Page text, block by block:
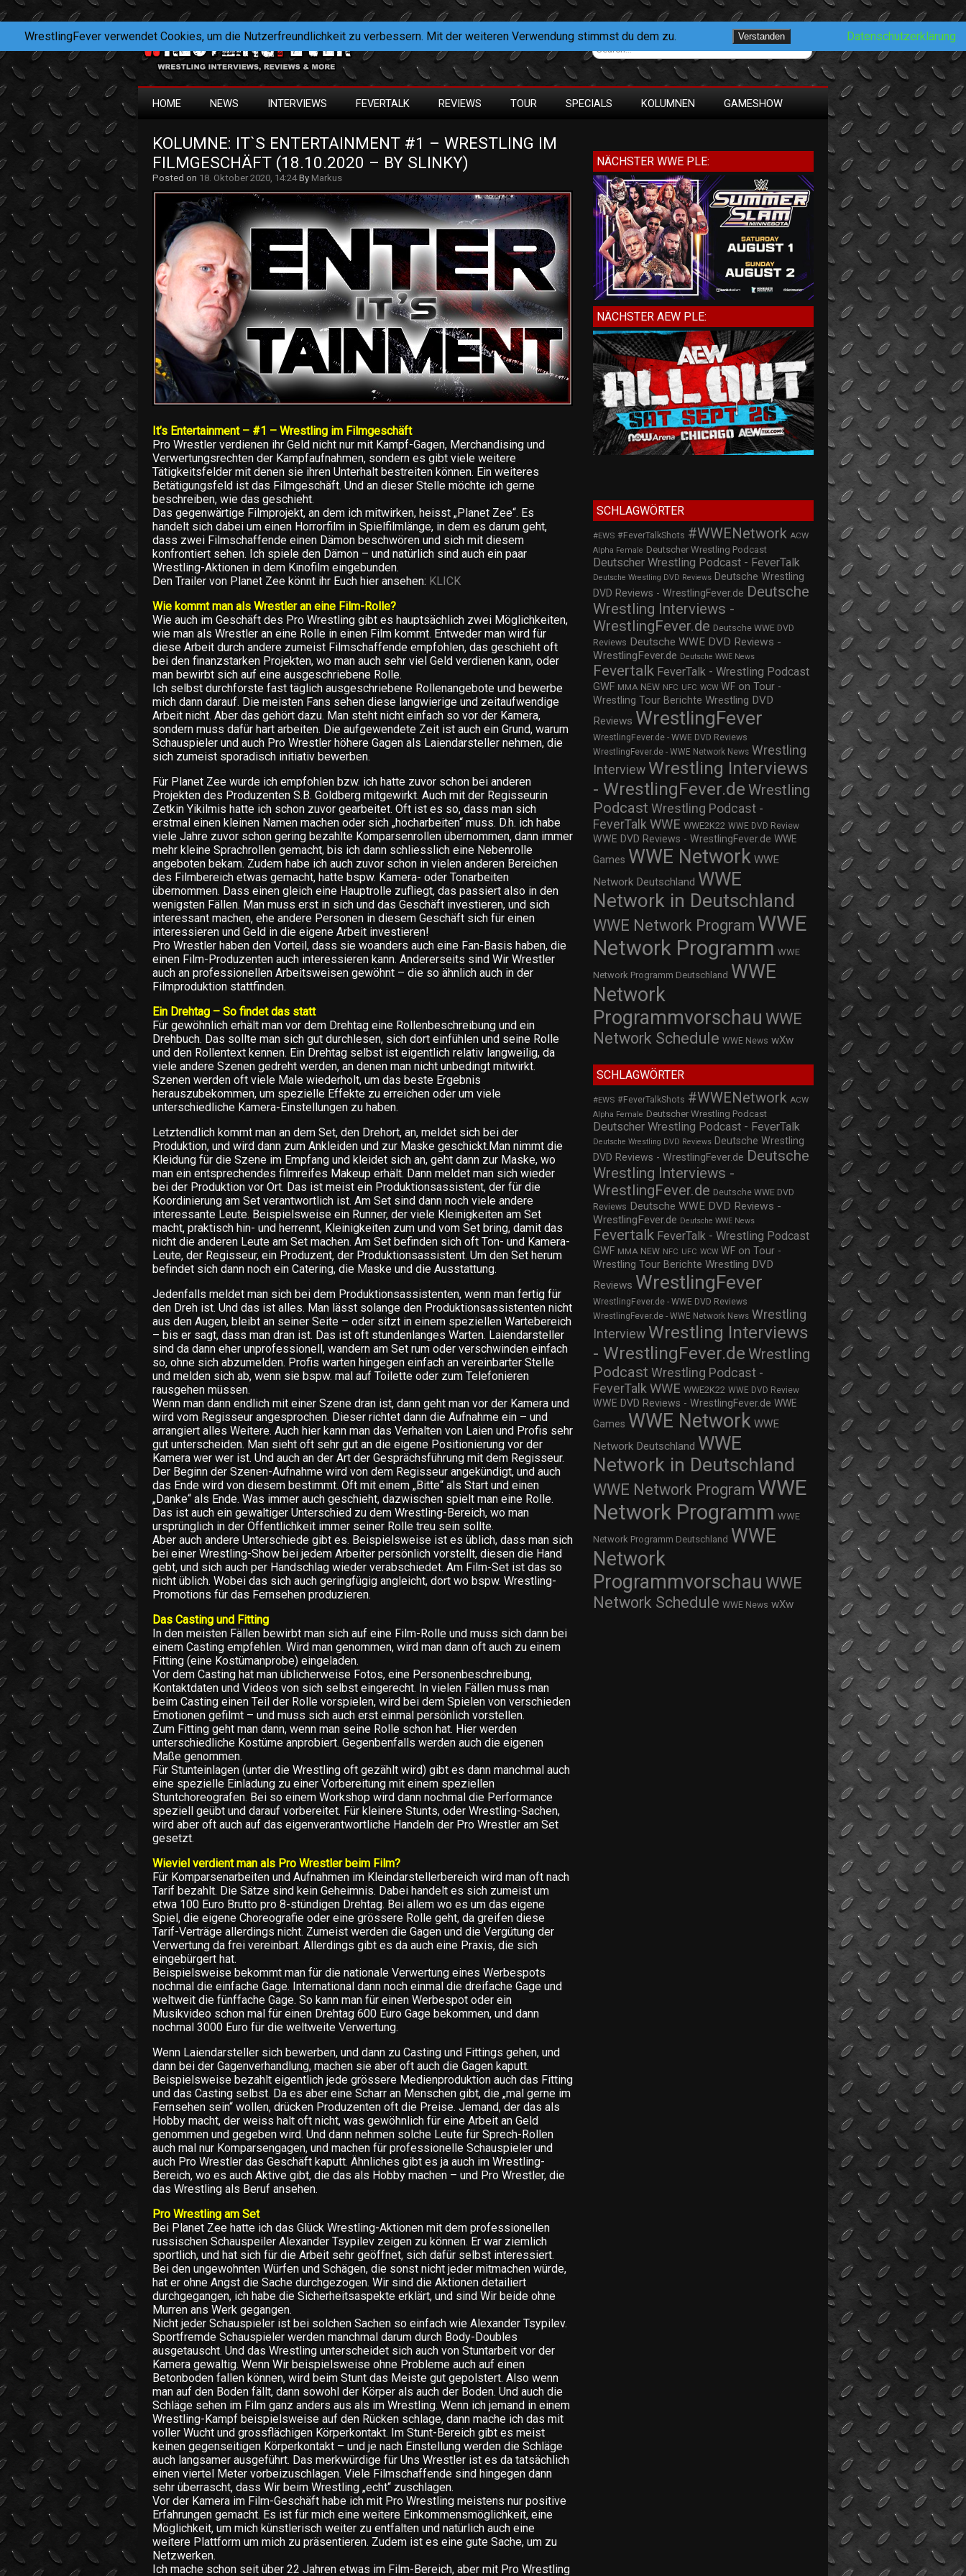
HOME NEWS INTERVIEWS FEVERTALK REVIEWS TOUR SPECIALS KOLUMNEN GAMESHOW
KOLUMNE: IT`S ENTERTAINMENT #1 – WRESTLING IM
FILMGESCHÄFT (18.10.2020 – BY SLINKY)
Posted on 18. Oktober 2020, 14:24By Markus
It’s Entertainment – #1 – Wrestling im Filmgeschäft
Pro Wrestler verdienen ihr Geld nicht nur mit Kampf-Gagen, Merchandising und
Verwertungsrechten der Kampfaufnahmen, sondern es gibt viele weitere
Tätigkeitsfelder mit denen sie ihren Unterhalt bestreiten können. Ein weiteres
Betätigungsfeld ist das Filmgeschäft. Und an dieser Stelle möchte ich gerne
beschreiben, wie das geschieht.
Das gegenwärtige Filmprojekt, an dem ich mitwirken, heisst „Planet Zee“. Es
handelt sich dabei um einen Horrorfilm in Spielfilmlänge, in dem es darum geht,
dass zwei Filmschaffende einen Dämon beschwören und sich mit diesem
konfrontiert sehen. Ich spiele den Dämon – und natürlich sind auch ein paar
Wrestling-Aktionen in dem Kinofilm eingebunden.
Den Trailer von Planet Zee könnt ihr Euch hier ansehen: KLICK
Wie kommt man als Wrestler an eine Film-Rolle?
Wie auch im Geschäft des Pro Wrestling gibt es hauptsächlich zwei Möglichkeiten,
wie man als Wrestler an eine Rolle in einen Film kommt. Entweder man wird für
diese Arbeit durch andere zumeist Filmschaffende empfohlen, das geschieht oft
bei den finanzstarken Projekten, wo man auch sehr viel Geld verdienen kann, oder
man bewirbt sich auf eine ausgeschriebene Rolle.
Ich selbst durchforste fast täglich ausgeschriebene Rollenangebote und bewerbe
mich dann darauf. Die meisten Fans sehen diese langwierige und zeitaufwendige
Arbeit nicht. Aber das gehört dazu. Man steht nicht einfach so vor der Kamera,
sondern muss dafür hart arbeiten. Die aufgewendete Zeit ist auch ein Grund, warum
Schauspieler und auch Pro Wrestler höhere Gagen als Laiendarsteller nehmen, die
sich zumeist sporadisch initiativ bewerben.
Für Planet Zee wurde ich empfohlen bzw. ich hatte zuvor schon bei anderen
Projekten des Produzenten S.B. Goldberg mitgewirkt. Auch mit der Regisseurin
Zetkin Yikilmis hatte ich schon zuvor gearbeitet. Oft ist es so, dass man sich
erstmal einen kleinen Namen machen oder sich „hocharbeiten“ muss. D.h. ich habe
viele Jahre zuvor schon gering bezahlte Komparsenrollen übernommen, dann immer
mehr kleine Sprachrollen gemacht, bis ich dann schliesslich eine Nebenrolle
angeboten bekam. Zudem habe ich auch zuvor schon in vielen anderen Bereichen
des Filmbereich etwas gemacht, hatte bspw. Kamera- oder Tonarbeiten
übernommen. Dass einen gleich eine Hauptrolle zufliegt, das passiert also in den
wenigsten Fällen. Man muss erst in sich und das Geschäft investieren, und sich
interessant machen, ehe andere Personen in diesem Geschäft sich für einen
interessieren und Geld in die eigene Arbeit investieren!
Pro Wrestler haben den Vorteil, dass sie woanders auch eine Fan-Basis haben, die
einen Film-Produzenten auch interessieren kann. Andererseits sind Wir Wrestler
auch an professionellen Arbeitsweisen gewöhnt – die so ähnlich auch in der
Filmproduktion stattfinden.
Ein Drehtag – So findet das statt
Für gewöhnlich erhält man vor dem Drehtag eine Rollenbeschreibung und ein
Drehbuch. Das sollte man sich gut durchlesen, sich dort einfühlen und seine Rolle
und den Rollentext kennen. Ein Drehtag selbst ist eigentlich relativ langweilig, da
viele andere Szenen gedreht werden, an denen man nicht unbedingt mitwirkt.
Szenen werden oft viele Male wiederholt, um das beste Ergebnis
herauszubekommen, um spezielle Effekte zu erreichen oder um viele
unterschiedliche Kamera-Einstellungen zu haben.
Letztendlich kommt man an dem Set, den Drehort, an, meldet sich bei der
Produktion, und wird dann zum Ankleiden und zur Maske geschickt.Man nimmt die
Kleidung für die Szene im Empfang und kleidet sich an, geht dann zur Maske, wo
man ein entsprechendes filmreifes Makeup erhält. Dann meldet man sich wieder
bei der Produktion vor Ort. Das ist meist ein Produktionsassistent, der für die
Koordinierung am Set verantwortlich ist. Am Set sind dann noch viele andere
interessante Leute. Beispielsweise ein Runner, der viele Kleinigkeiten am Set
macht, praktisch hin- und herrennt, Kleinigkeiten zum und vom Set bring, damit das
nicht die anderen Leute am Set machen. Am Set befinden sich oft Ton- und Kamera-
Leute, der Regisseur, ein Produzent, der Produktionsassistent. Um den Set herum
befindet sich dann noch ein Catering, die Maske und die Ausstattung.
Jedenfalls meldet man sich bei dem Produktionsassistenten, wenn man fertig für
den Dreh ist. Und das ist alles. Man lässt solange den Produktionsassistenten nicht
aus den Augen, bleibt an seiner Seite – oder sitzt in einem speziellen Wartebereich
– bis er sagt, dass man dran ist. Das ist oft stundenlanges Warten. Laiendarsteller
sind da dann eher unprofessionell, wandern am Set rum oder verschwinden einfach
so, ohne sich abzumelden. Profis warten hingegen einfach an vereinbarter Stelle
und melden sich ab, wenn sie bspw. mal auf Toilette oder zum Telefonieren
rausgehen müssen.
Wenn man dann endlich mit einer Szene dran ist, dann geht man vor der Kamera und
wird vom Regisseur angesprochen. Dieser richtet dann die Aufnahme ein – und
arrangiert alles Weitere. Auch hier kann man das Verhalten von Laien und Profis sehr
gut unterscheiden. Man sieht oft sehr gut an die eigene Positionierung vor der
Kamera wer wer ist. Und auch an der Art der Gesprächsführung mit dem Regisseur.
Der Beginn der Szenen-Aufnahme wird von dem Regisseur angekündigt, und auch
das Ende wird von diesem bestimmt. Oft mit einem „Bitte“ als Start und einen
„Danke“ als Ende. Was immer auch geschieht, dazwischen spielt man eine Rolle.
Das ist auch ein gewaltiger Unterschied zu dem Wrestling-Bereich, wo man
ursprünglich in der Öffentlichkeit immer seiner Rolle treu sein sollte.
Aber auch andere Unterschiede gibt es. Beispielsweise ist es üblich, dass man sich
bei einer Wrestling-Show bei jedem Arbeiter persönlich vorstellt, diesen die Hand
gebt, und sich auch per Handschlag wieder verabschiedet. Am Film-Set ist das so
nicht üblich. Wobei das sich auch geringfügig angleicht, dort wo bspw. Wrestling-
Promotions für das Fernsehen produzieren.
Das Casting und Fitting
In den meisten Fällen bewirbt man sich auf eine Film-Rolle und muss sich dann bei
einem Casting empfehlen. Wird man genommen, wird man dann oft auch zu einem
Fitting (eine Kostümanprobe) eingeladen.
Vor dem Casting hat man üblicherweise Fotos, eine Personenbeschreibung,
Kontaktdaten und Videos von sich selbst eingerecht. In vielen Fällen muss man
beim Casting einen Teil der Rolle vorspielen, wird bei dem Spielen von verschieden
Emotionen gefilmt – und muss sich auch erst einmal persönlich vorstellen.
Zum Fitting geht man dann, wenn man seine Rolle schon hat. Hier werden
unterschiedliche Kostüme anprobiert. Gegenbenfalls werden auch die eigenen
Maße genommen.
Für Stunteinlagen (unter die Wrestling oft gezählt wird) gibt es dann manchmal auch
eine spezielle Einladung zu einer Vorbereitung mit einem speziellen
Stuntchoreografen. Bei so einem Workshop wird dann nochmal die Performance
speziell geübt und darauf vorbereitet. Für kleinere Stunts, oder Wrestling-Sachen,
wird aber oft auch auf das eigenverantwortliche Handeln der Pro Wrestler am Set
gesetzt.
Wieviel verdient man als Pro Wrestler beim Film?
Für Komparsenarbeiten und Aufnahmen im Kleindarstellerbereich wird man oft nach
Tarif bezahlt. Die Sätze sind kein Geheimnis. Dabei handelt es sich zumeist um
etwa 100 Euro Brutto pro 8-stündigen Drehtag. Bei allem wo es um das eigene
Spiel, die eigene Choreografie oder eine grössere Rolle geht, da greifen diese
Tarif-Verträge allerdings nicht. Zumeist werden die Gagen und die Vergütung der
Verwertung da frei vereinbart. Allerdings gibt es da auch eine Praxis, die sich
eingebürgert hat.
Beispielsweise bekommt man für die nationale Verwertung eines Werbespots
nochmal die einfache Gage. International dann noch einmal die dreifache Gage und
weltweit die fünffache Gage. So kann man für einen Werbespot oder ein
Musikvideo schon mal für einen Drehtag 600 Euro Gage bekommen, und dann
nochmal 3000 Euro für die weltweite Verwertung.
Wenn Laiendarsteller sich bewerben, und dann zu Casting und Fittings gehen, und
dann bei der Gagenverhandlung, machen sie aber oft auch die Gagen kaputt.
Beispielsweise bezahlt eigentlich jede grössere Medienproduktion auch das Fitting
und das Casting selbst. Da es aber eine Scharr an Menschen gibt, die „mal gerne im
Fernsehen sein“ wollen, drücken Produzenten oft die Preise. Jemand, der das als
Hobby macht, der weiss halt oft nicht, was gewöhnlich für eine Arbeit an Geld
genommen und gegeben wird. Und dann nehmen solche Leute für Sprech-Rollen
auch mal nur Komparsengagen, und machen für professionelle Schauspieler und
auch Pro Wrestler das Geschäft kaputt. Ähnliches gibt es ja auch im Wrestling-
Bereich, wo es auch Aktive gibt, die das als Hobby machen – und Pro Wrestler, die
das Wrestling als Beruf ansehen.
Pro Wrestling am Set
Bei Planet Zee hatte ich das Glück Wrestling-Aktionen mit dem professionellen
russischen Schauspeiler Alexander Tsypilev zeigen zu können. Er war ziemlich
sportlich, und hat sich für die Arbeit sehr geöffnet, sich dafür selbst interessiert.
Bei den ungewohnten Würfen und Schägen, die sonst nicht jeder mitmachen würde,
hat er ohne Angst die Sache durchgezogen. Wir sind die Aktionen detailiert
durchgegangen, ich habe die Sicherheitsaspekte erklärt, und sind Wir beide ohne
Murren ans Werk gegangen.
Nicht jeder Schauspieler ist bei solchen Sachen so einfach wie Alexander Tsypilev.
Sportfremde Schauspieler werden manchmal darum durch Body-Doubles
ausgetauscht. Und das Wrestling unterscheidet sich auch von Stuntarbeit vor der
Kamera gewaltig. Wenn Wir beispielsweise ohne Probleme auch auf einen
Betonboden fallen können, wird beim Stunt das Meiste gut gepolstert. Also wenn
man auf den Boden fällt, dann sowohl der Körper als auch der Boden. Und auch die
Schläge sehen im Film ganz anders aus als im Wrestling. Wenn ich jemand in einem
Wrestling-Kampf beispielsweise auf den Rücken schlage, dann mache ich das mit
voller Wucht und grossflächigen Körperkontakt. Im Stunt-Bereich gibt es meist
keinen gegenseitigen Körperkontakt – und je nach Einstellung werden die Schläge
auch langsamer ausgeführt. Das merkwürdige für Uns Wrestler ist es da tatsächlich
einen viertel Meter vorbeizuschlagen. Viele Filmschaffende sind hingegen dann
sehr überrascht, dass Wir beim Wrestling „echt“ zuschlagen.
Vor der Kamera im Film-Geschäft habe ich mit Pro Wrestling meistens nur positive
Erfahrungen gemacht. Es ist für mich eine weitere Einkommensmöglichkeit, eine
Möglichkeit, um mich künstlerisch weiter zu entfalten und natürlich auch eine
weitere Plattform um mich zu präsentieren. Zudem ist es eine gute Sache, um zu
Netzwerken.
Ich mache schon seit über 22 Jahren etwas im Film-Bereich, aber mit Pro Wrestling
NÄCHSTER WWE PLE:
NÄCHSTER AEW PLE:
SCHLAGWÖRTER
#EWS #FeverTalkShots #WWENetwork ACW
Alpha Female Deutscher Wrestling Podcast
Deutscher Wrestling Podcast - FeverTalk
Deutsche Wrestling DVD Reviews Deutsche Wrestling
DVD Reviews - WrestlingFever.de Deutsche
Wrestling Interviews -
WrestlingFever.de Deutsche WWE DVD
Reviews Deutsche WWE DVD Reviews -
WrestlingFever.de Deutsche WWE News
Fevertalk FeverTalk - Wrestling Podcast
GWF MMA NEW NFC UFC WCW WF on Tour -
Wrestling Tour Berichte Wrestling DVD
Reviews WrestlingFever
WrestlingFever.de - WWE DVD Reviews
WrestlingFever.de - WWE Network News Wrestling
Interview Wrestling Interviews
- WrestlingFever.de Wrestling
Podcast Wrestling Podcast -
FeverTalk WWE WWE2K22 WWE DVD Review
WWE DVD Reviews - WrestlingFever.de WWE
Games WWE Network WWE
Network Deutschland WWE
Network in Deutschland
WWE Network Program WWE
Network Programm WWE
Network Programm Deutschland WWE
Network
Programmvorschau WWE
Network Schedule WWE News wXw
SCHLAGWÖRTER
#EWS #FeverTalkShots #WWENetwork ACW
Alpha Female Deutscher Wrestling Podcast
Deutscher Wrestling Podcast - FeverTalk
Deutsche Wrestling DVD Reviews Deutsche Wrestling
DVD Reviews - WrestlingFever.de Deutsche
Wrestling Interviews -
WrestlingFever.de Deutsche WWE DVD
Reviews Deutsche WWE DVD Reviews -
WrestlingFever.de Deutsche WWE News
Fevertalk FeverTalk - Wrestling Podcast
GWF MMA NEW NFC UFC WCW WF on Tour -
Wrestling Tour Berichte Wrestling DVD
Reviews WrestlingFever
WrestlingFever.de - WWE DVD Reviews
WrestlingFever.de - WWE Network News Wrestling
Interview Wrestling Interviews
- WrestlingFever.de Wrestling
Podcast Wrestling Podcast -
FeverTalk WWE WWE2K22 WWE DVD Review
WWE DVD Reviews - WrestlingFever.de WWE
Games WWE Network WWE
Network Deutschland WWE
Network in Deutschland
WWE Network Program WWE
Network Programm WWE
Network Programm Deutschland WWE
Network
Programmvorschau WWE
Network Schedule WWE News wXw
WrestlingFever verwendet Cookies, um die Nutzerfreundlichkeit zu verbessern. Mit der weiteren Verwendung stimmst du dem zu. Verstanden Datenschutzerklärung